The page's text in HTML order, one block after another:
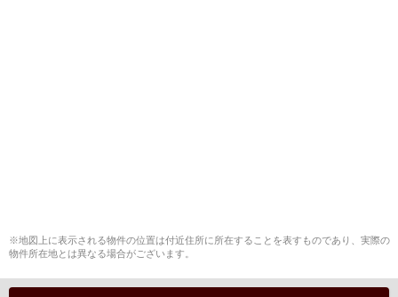
※地図上に表示される物件の位置は付近住所に所在することを表すものであり、実際の
物件所在地とは異なる場合がございます。